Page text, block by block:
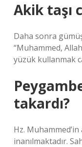
Akik taşı
Daha sonra
“Muhammed,
yüzük kullanmak
takardı?
Hz. Muhammed’in
inanılmaktadır.